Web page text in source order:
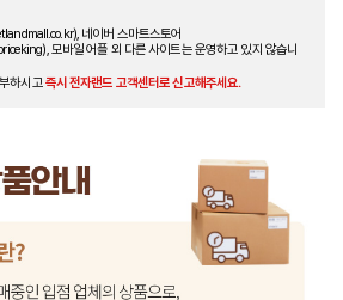
네이버 스마트스토어
모바일 어플 외 다른 사이트는 운영하고 있지 않습니
하시고즉시 전자랜드 고객센터로 신고해주세요.